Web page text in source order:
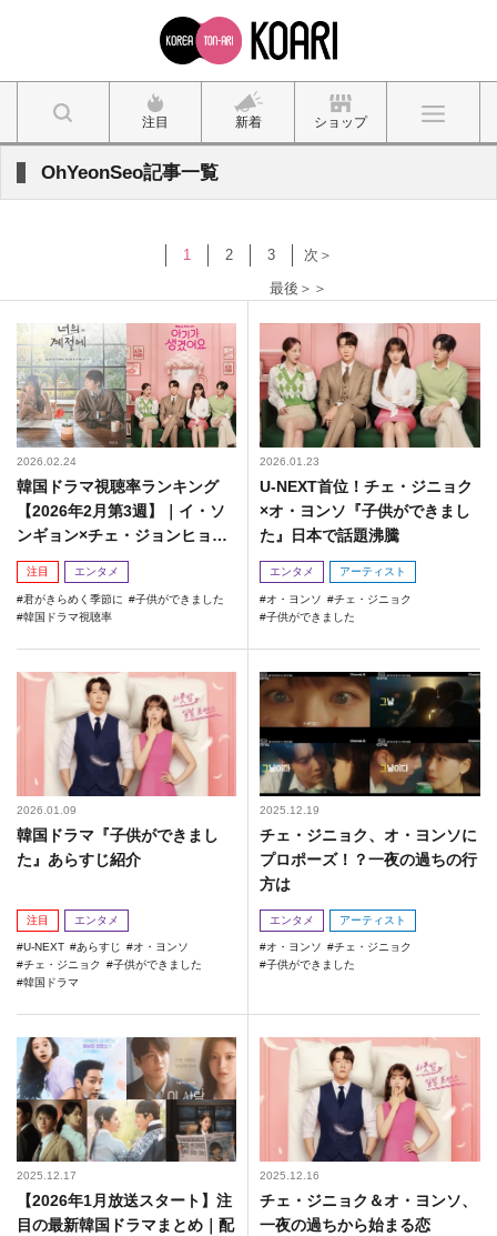
注目 新着 ショップ
OhYeonSeo記事一覧
1 2 3
次＞
最後＞＞
2026.02.24
韓国ドラマ視聴率ランキング
【2026年2月第3週】｜イ・ソ
ンギョン×チェ・ジョンヒョプ
新作が好発進！
注目 エンタメ
君がきらめく季節に
子供ができました
韓国ドラマ視聴率
2026.01.23
U-NEXT首位！チェ・ジニョク
×オ・ヨンソ『子供ができまし
た』日本で話題沸騰
エンタメ アーティスト
オ・ヨンソ
チェ・ジニョク
子供ができました
2026.01.09
韓国ドラマ『子供ができまし
た』あらすじ紹介
注目 エンタメ
U-NEXT あらすじ
オ・ヨンソ
チェ・ジニョク
子供ができました
韓国ドラマ
2025.12.19
チェ・ジニョク、オ・ヨンソに
プロポーズ！？一夜の過ちの行
方は
エンタメ アーティスト
オ・ヨンソ
チェ・ジニョク
子供ができました
2025.12.17
【2026年1月放送スタート】注
目の最新韓国ドラマまとめ｜配
2025.12.16
チェ・ジニョク＆オ・ヨンソ、
一夜の過ちから始まる恋